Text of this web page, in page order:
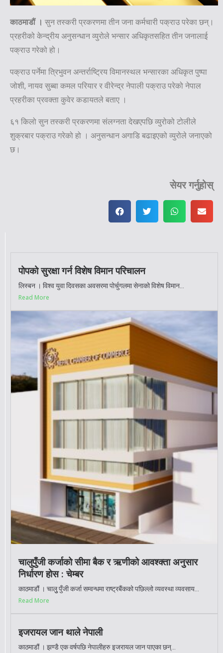
काठमाडौं । सुन तस्करी प्रकरणमा तीन जना कर्मचारी पक्राउ परेका छन्।
प्रहरीको केन्द्रीय अनुसन्धान व्युरोले भन्सार अधिकृतसहित तीन जनालाई
पक्राउ गरेको हो।
पक्राउ पर्नेमा त्रिभुवन अन्तर्राष्ट्रिय विमानस्थल भन्सारका अधिकृत पुष्पा
जोशी, नायव सुब्बा कमल परियार र वीरेन्द्र नेपाली पक्राउ परेको नेपाल
प्रहरीका प्रवक्ता कुवेर कडायतले बताए ।
६१ किलो सुन तस्करी प्रकरणमा संलग्नता देखएपछि व्युरोको टोलीले
शुक्रबार पक्राउ गरेको हो । अनुसन्धान अगाडि बढाइएको व्युरोले जनाएको
छ।
सेयर गर्नुहोस्
पोपको सुरक्षा गर्न विशेष विमान परिचालन
लिस्बन । विश्व युवा दिवसका अवसरमा पोर्चुगलमा सेनाको विशेष विमान...
Read More
चालुपुँजी कर्जाको सीमा बैक र ऋणीको आवश्क्ता अनुसार
निर्धारण होस : चेम्बर
काठमाडौं । चालुु पुँजी कर्जा सम्वन्धमा राष्ट्रबैंकको पछिल्लो व्यवस्था व्यवसाय...
Read More
इजरायल जान थाले नेपाली
काठमाडौं । झण्डै एक वर्षपछि नेपालीहरु इजरायल जान पाएका छन्...